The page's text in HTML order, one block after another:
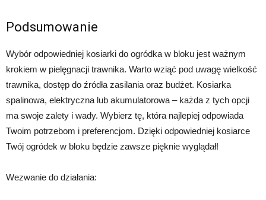
Podsumowanie
Wybór odpowiedniej kosiarki do ogródka w bloku jest ważnym
krokiem w pielęgnacji trawnika. Warto wziąć pod uwagę wielkość
trawnika, dostęp do źródła zasilania oraz budżet. Kosiarka
spalinowa, elektryczna lub akumulatorowa – każda z tych opcji
ma swoje zalety i wady. Wybierz tę, która najlepiej odpowiada
Twoim potrzebom i preferencjom. Dzięki odpowiedniej kosiarce
Twój ogródek w bloku będzie zawsze pięknie wyglądał!
Wezwanie do działania: